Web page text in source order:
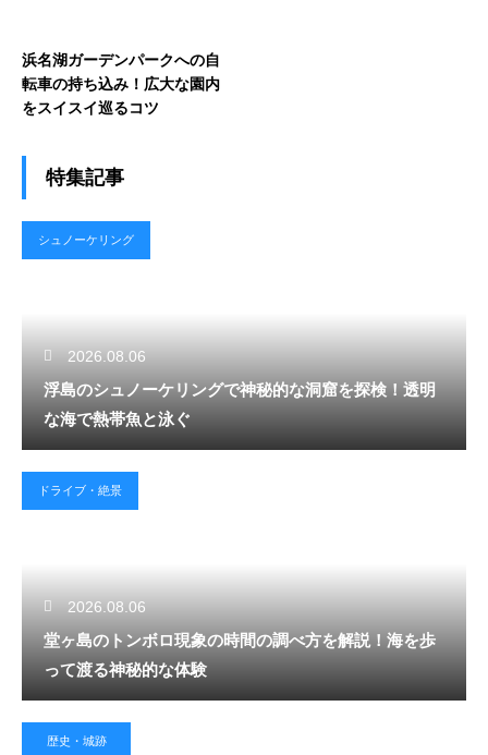
浜名湖ガーデンパークへの自
転車の持ち込み！広大な園内
をスイスイ巡るコツ
特集記事
シュノーケリング
2026.08.06
浮島のシュノーケリングで神秘的な洞窟を探検！透明
な海で熱帯魚と泳ぐ
ドライブ・絶景
2026.08.06
堂ヶ島のトンボロ現象の時間の調べ方を解説！海を歩
って渡る神秘的な体験
歴史・城跡